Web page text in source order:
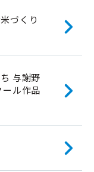
づくり
与謝野
ル作品